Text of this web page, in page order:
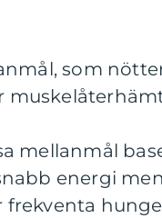
som
mellanmål
energi